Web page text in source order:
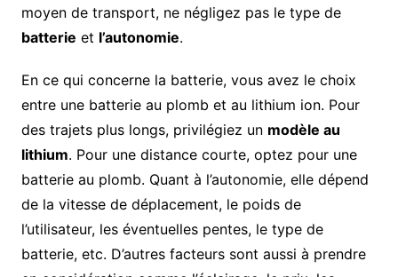
moyen de transport, ne négligez pas le type de
batterie et l’autonomie.
En ce qui concerne la batterie, vous avez le choix
entre une batterie au plomb et au lithium ion. Pour
des trajets plus longs, privilégiez un modèle au
lithium. Pour une distance courte, optez pour une
batterie au plomb. Quant à l’autonomie, elle dépend
de la vitesse de déplacement, le poids de
l’utilisateur, les éventuelles pentes, le type de
batterie, etc. D’autres facteurs sont aussi à prendre